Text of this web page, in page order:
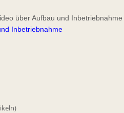
über Aufbau und
Inbetriebnahme